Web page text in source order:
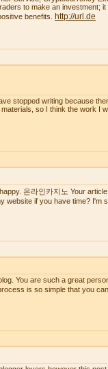
to make an investment;
benefits.
http://url.de
stopped writing because
so I think the work I
온라인카지노 Your
website if you have time? I'm
You are such a great
is so simple that you